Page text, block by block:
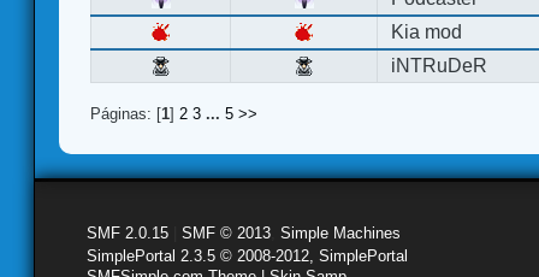
Kia mod
iNTRuDeR
Páginas: [1] 2 3 ... 5 >>
SMF 2.0.15 SMF © 2013 Simple Machines
SimplePortal 2.3.5 © 2008-2012, SimplePortal